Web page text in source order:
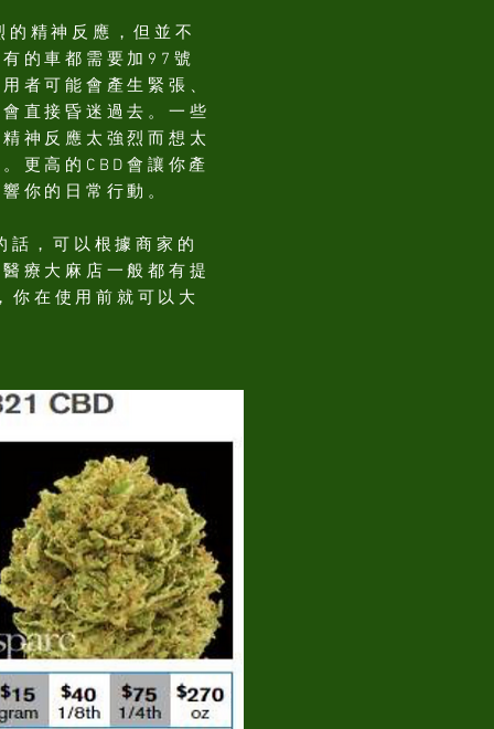
精神反應，但並不
的車都需要加97號
者可能會產生緊張、
直接昏迷過去。一些
神反應太強烈而想太
更高的CBD會讓你產
你的日常行動。
，可以根據商家的
療大麻店一般都有提
你在使用前就可以大